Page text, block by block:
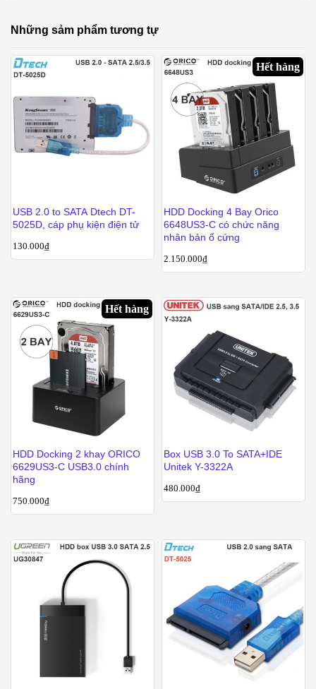
Những sảm phẩm tương tự
USB 2.0 to SATA Dtech DT-
5025D, cáp phụ kiện điện tử
130.000₫
Hết hàng
HDD Docking 4 Bay Orico
6648US3-C có chức năng
nhân bản ổ cứng
2.150.000₫
Hết hàng
HDD Docking 2 khay ORICO
6629US3-C USB3.0 chính
hãng
750.000₫
Box USB 3.0 To SATA+IDE
Unitek Y-3322A
480.000₫